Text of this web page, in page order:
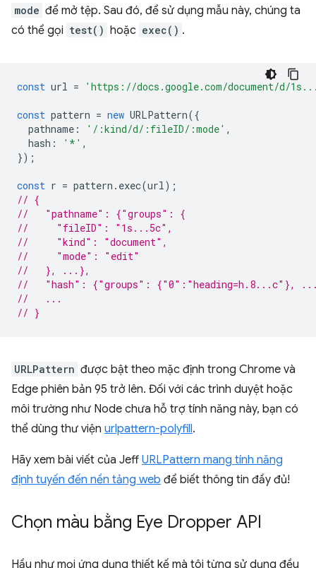
mode để mở tệp. Sau đó, để sử dụng mẫu này, chúng ta
có thể gọi test() hoặc exec() .
const url = 'https://docs.google.com/document/d/
const pattern = new URLPattern({
pathname : '/:kind/d/:fileID/:mode' ,
hash : '*' ,
});
const r = pattern . exec(url);
// {
//   "pathname": {"groups": {
//     "fileID": "1s...5c",
//     "kind": "document",
//     "mode": "edit"
//   }, ...},
//   "hash": {"groups": {"0":"heading=h.8...c"},
//   ...
// }
URLPattern được bật theo mặc định trong Chrome và
Edge phiên bản 95 trở lên. Đối với các trình duyệt hoặc
môi trường như Node chưa hỗ trợ tính năng này, bạn có
thể dùng thư viện urlpattern-polyfill.
Hãy xem bài viết của Jeff URLPattern mang tính năng
định tuyến đến nền tảng web để biết thông tin đầy đủ!
Chọn màu bằng Eye Dropper API
Hầu như mọi ứng dụng thiết kế mà tôi từng sử dụng đều